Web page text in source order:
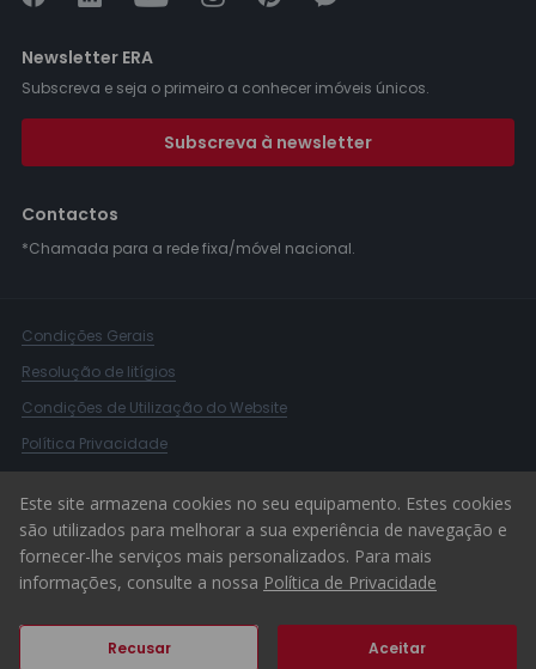
Newsletter ERA
Subscreva e seja o primeiro a conhecer imóveis únicos.
Subscreva à newsletter
Contactos
*Chamada para a rede fixa/móvel nacional.
Condições Gerais
Resolução de litígios
Condições de Utilização do Website
Política Privacidade
Canal de Denúncias
© 2026 ERA Portugal
Este site armazena cookies no seu equipamento. Estes cookies
são utilizados para melhorar a sua experiência de navegação e
fornecer-lhe serviços mais personalizados. Para mais
informações, consulte a nossa Política de Privacidade
Recusar Aceitar